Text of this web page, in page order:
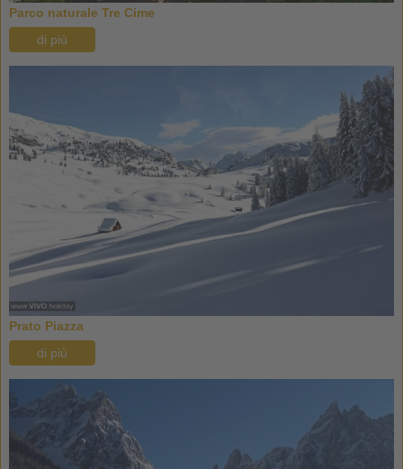
Parco naturale Tre Cime
di più
Prato Piazza
di più